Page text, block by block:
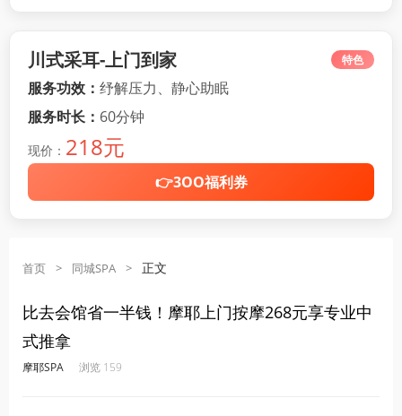
川式采耳-上门到家 特色
服务功效： 纾解压力、静心助眠
服务时长： 60分钟
现价： 218元
👉3OO福利券
首页 > 同城SPA > 正文
比去会馆省一半钱！摩耶上门按摩268元享专业中
式推拿
摩耶SPA 浏览 159